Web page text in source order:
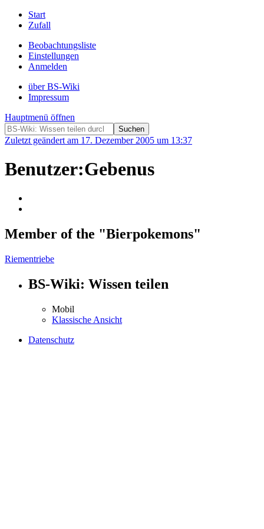
Start
Zufall
Beobachtungsliste
Einstellungen
Anmelden
über BS-Wiki
Impressum
Hauptmenü öffnen
Zuletzt geändert am 17. Dezember 2005 um 13:37
Benutzer:Gebenus
Member of the "Bierpokemons"
Riementriebe
BS-Wiki: Wissen teilen
Mobil
Klassische Ansicht
Datenschutz